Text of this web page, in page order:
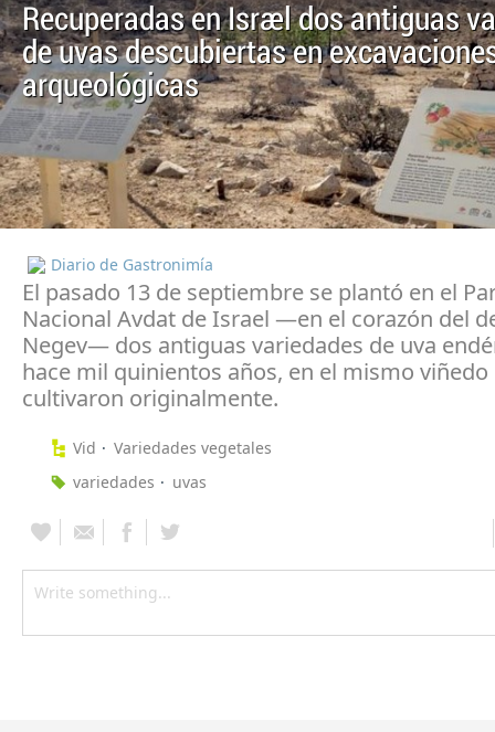
Recuperadas en Israel dos antiguas
de uvas descubiertas en
arqueológicas
Diario de Gastronimía
El pasado 13 de septiembre se plantó en el
Nacional Avdat de Israel —en el corazón del
Negev— dos antiguas variedades de uva
hace mil quinientos años, en el mismo viñedo
cultivaron originalmente.
Vid
Variedades vegetales
variedades
uvas